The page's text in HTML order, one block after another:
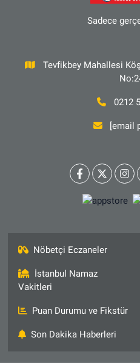
Sadece
Tevfikbey Mahallesi
0212
[email
Nöbetçi Eczaneler
İstanbul Namaz
Vakitleri
Puan Durumu ve Fikstür
Son Dakika Haberleri